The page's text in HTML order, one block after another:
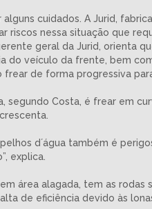
alguns cuidados. A Jurid,
riscos nessa situação que
geral da Jurid, orienta
do veículo da frente, bem
de forma progressiva
segundo Costa, é frear em
d´água também é
explica.
área alagada, tem as
de eficiência devido às